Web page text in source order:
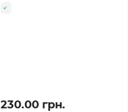
230.00 грн.